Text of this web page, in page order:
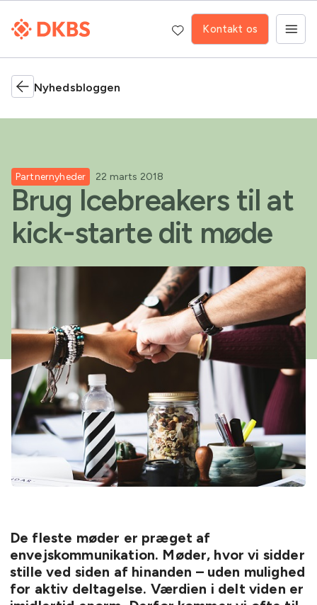
Kontakt os
Nyhedsbloggen
Partnernyheder 22 marts 2018
Brug Icebreakers til at
kick-starte dit møde
De fleste møder er præget af
envejskommunikation. Møder, hvor vi sidder
stille ved siden af hinanden – uden mulighed
for aktiv deltagelse. Værdien i delt viden er